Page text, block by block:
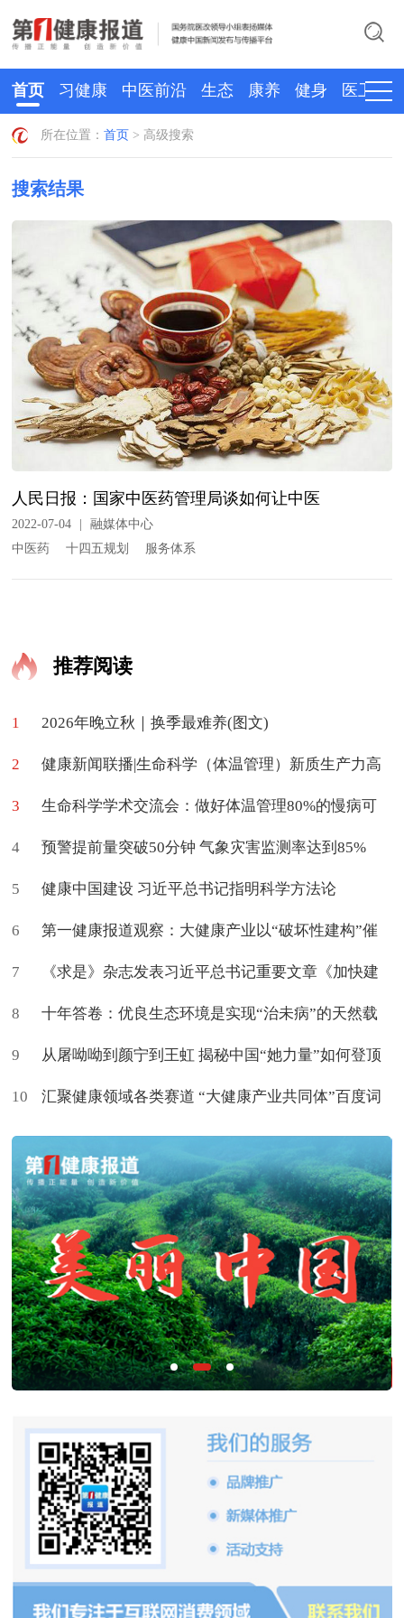
首页 习健康 中医前沿 生态 康养 健身 医卫
所在位置：首页 > 高级搜索
搜索结果
人民日报：国家中医药管理局谈如何让中医
2022-07-04
融媒体中心
中医药
十四五规划 服务体系
推荐阅读
1 2026年晚立秋｜换季最难养(图文)
2 健康新闻联播|生命科学（体温管理）新质生产力高
质量学术交流会在京举办
3 生命科学学术交流会：做好体温管理80%的慢病可
促进治愈
4 预警提前量突破50分钟 气象灾害监测率达到85%
5 健康中国建设 习近平总书记指明科学方法论
6 第一健康报道观察：大健康产业以“破坏性建构”催
生新命题
7 《求是》杂志发表习近平总书记重要文章《加快建
设健康中国》
8 十年答卷：优良生态环境是实现“治未病”的天然载
体
9 从屠呦呦到颜宁到王虹 揭秘中国“她力量”如何登顶
世界
10 汇聚健康领域各类赛道 “大健康产业共同体”百度词
条上新了